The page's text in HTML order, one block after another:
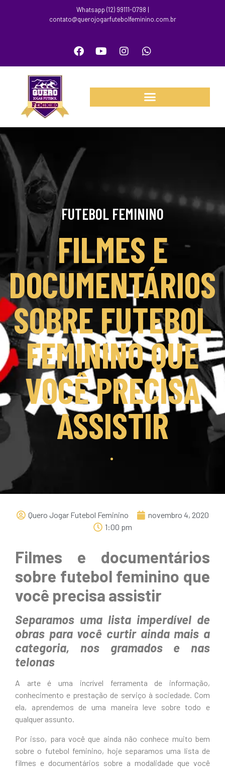
Whatsapp (12) 99111-0798 |
contato@querojogarfutebolfeminino.com.br
FUTEBOL FEMININO
FILMES E
DOCUMENTÁRIOS
SOBRE FUTEBOL
FEMININO QUE
VOCÊ PRECISA
ASSISTIR
Quero Jogar Futebol Feminino
novembro 4, 2020
1:00 pm
Filmes e documentários
sobre futebol feminino que
você precisa assistir
Separamos uma lista imperdível de
obras para você curtir ainda mais a
categoria, nos gramados e nas
telonas
A arte é uma incrível ferramenta de informação,
conhecimento e prestação de serviço à sociedade. Com
ela, aprendemos de uma maneira leve sobre todo e
qualquer assunto.
Por isso, para você que ainda não conhece muito bem
sobre o futebol feminino, hoje separamos uma lista de
filmes e documentários sobre a modalidade que você